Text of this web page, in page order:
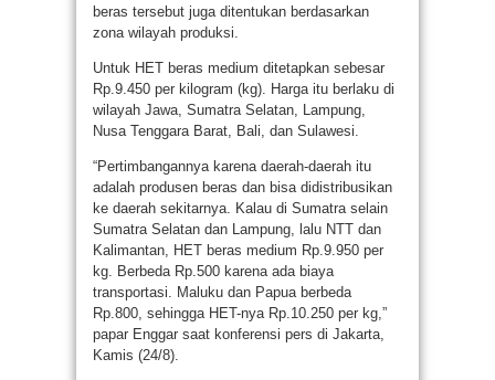
beras tersebut juga ditentukan berdasarkan
zona wilayah produksi.
Untuk HET beras medium ditetapkan sebesar
Rp.9.450 per kilogram (kg). Harga itu berlaku di
wilayah Jawa, Sumatra Selatan, Lampung,
Nusa Tenggara Barat, Bali, dan Sulawesi.
“Pertimbangannya karena daerah-daerah itu
adalah produsen beras dan bisa didistribusikan
ke daerah sekitarnya. Kalau di Sumatra selain
Sumatra Selatan dan Lampung, lalu NTT dan
Kalimantan, HET beras medium Rp.9.950 per
kg. Berbeda Rp.500 karena ada biaya
transportasi. Maluku dan Papua berbeda
Rp.800, sehingga HET-nya Rp.10.250 per kg,”
papar Enggar saat konferensi pers di Jakarta,
Kamis (24/8).